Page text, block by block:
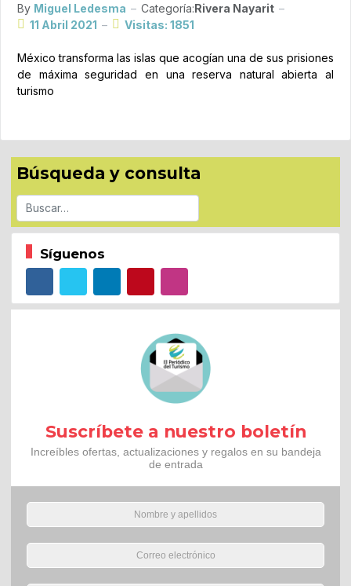
By Miguel Ledesma Categoría:Rivera Nayarit
11 Abril 2021
Visitas: 1851
México transforma las islas que acogían una de sus prisiones
de máxima seguridad en una reserva natural abierta al
turismo
Búsqueda y consulta
Buscar
Síguenos
Suscríbete a nuestro boletín
Increíbles ofertas, actualizaciones y regalos en su bandeja
de entrada